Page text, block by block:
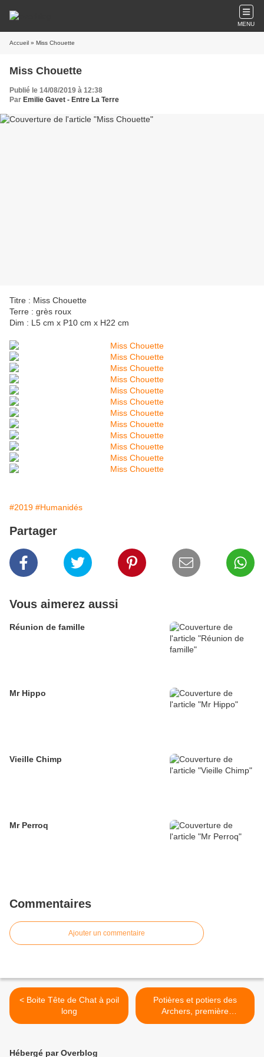
MENU
Accueil » Miss Chouette
Miss Chouette
Publié le 14/08/2019 à 12:38
Par Emilie Gavet - Entre La Terre
Titre : Miss Chouette
Terre : grès roux
Dim : L5 cm x P10 cm x H22 cm
#2019 #Humanidés
Partager
Vous aimerez aussi
Réunion de famille
Mr Hippo
Vieille Chimp
Mr Perroq
Commentaires
Ajouter un commentaire
< Boite Tête de Chat à poil
long
Potières et potiers des
Archers, première
projection au Lachat
Hébergé par Overblog